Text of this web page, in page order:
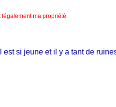
légalement ma propriété.
si jeune et il y a tant de ruines !